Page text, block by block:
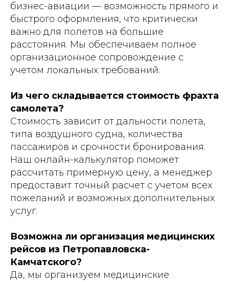
бизнес-авиации — возможность прямого и
быстрого оформления, что критически
важно для полетов на большие
расстояния. Мы обеспечиваем полное
организационное сопровождение с
учетом локальных требований.
Из чего складывается стоимость фрахта
самолета?
Стоимость зависит от дальности полета,
типа воздушного судна, количества
пассажиров и срочности бронирования.
Наш онлайн-калькулятор поможет
рассчитать примерную цену, а менеджер
предоставит точный расчет с учетом всех
пожеланий и возможных дополнительных
услуг.
Возможна ли организация медицинских
рейсов из Петропавловска-
Камчатского?
Да, мы организуем медицинские